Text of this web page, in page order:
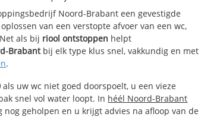
Noord-Brabant een gevestigde
van een verstopte afvoer van een wc,
als bij riool ontstoppen helpt
Brabantbij elk type klus snel, vakkundig en met
.
als uw wc niet goed doorspoelt, u een vieze
snel vol water loopt. In héél Noord-Brabant
nog geholpen en u krijgt advies na afloop van de